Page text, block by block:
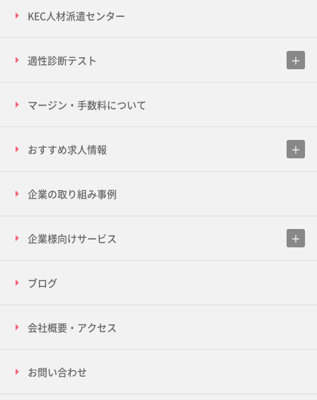
KEC人材派遣センター
適性診断テスト
マージン・手数料について
おすすめ求人情報
企業の取り組み事例
企業様向けサービス
ブログ
会社概要・アクセス
お問い合わせ